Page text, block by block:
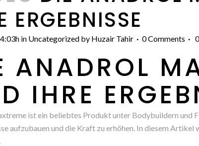
ERGEBNISSE
in Uncategorized by Huzair Tahir 0 Comments 0
ANADROL
IHRE
ist ein beliebtes Produkt unter Bodybuildern und
aufzubauen und die Kraft zu erhöhen. In diesem